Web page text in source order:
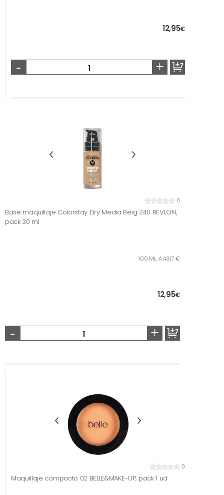
12,95€
- +
0
Base maquillaje Colorstay Dry Media Beig 240 REVLON,
pack 30 ml
100 ML. A 43,17 €
12,95€
- +
0
Maquillaje compacto 02 BELLE&MAKE-UP, pack 1 ud